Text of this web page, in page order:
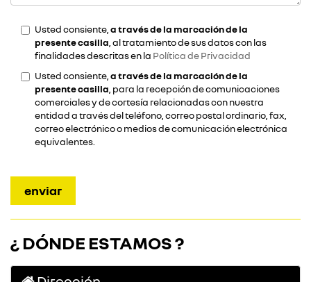
Usted consiente, a través de la marcación de la
presente casilla , al tratamiento de sus datos con las
finalidades descritas en la Política de Privacidad
Usted consiente, a través de la marcación de la
presente casilla , para la recepción de comunicaciones
comerciales y de cortesía relacionadas con nuestra
entidad a través del teléfono, correo postal ordinario, fax,
correo electrónico o medios de comunicación electrónica
equivalentes.
¿ DÓNDE ESTAMOS ?